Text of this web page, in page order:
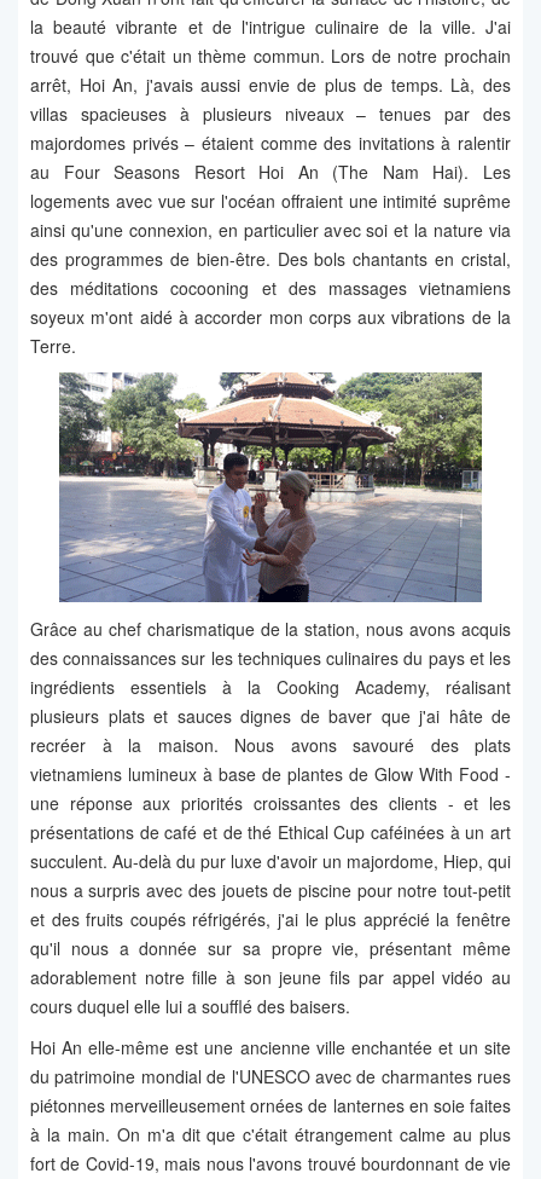
la beauté vibrante et de l'intrigue culinaire de la ville. J'ai
trouvé que c'était un thème commun. Lors de notre prochain
arrêt, Hoi An, j'avais aussi envie de plus de temps. Là, des
villas spacieuses à plusieurs niveaux – tenues par des
majordomes privés – étaient comme des invitations à ralentir
au Four Seasons Resort Hoi An (The Nam Hai). Les
logements avec vue sur l'océan offraient une intimité suprême
ainsi qu'une connexion, en particulier avec soi et la nature via
des programmes de bien-être. Des bols chantants en cristal,
des méditations cocooning et des massages vietnamiens
soyeux m'ont aidé à accorder mon corps aux vibrations de la
Terre.
Grâce au chef charismatique de la station, nous avons acquis
des connaissances sur les techniques culinaires du pays et les
ingrédients essentiels à la Cooking Academy, réalisant
plusieurs plats et sauces dignes de baver que j'ai hâte de
recréer à la maison. Nous avons savouré des plats
vietnamiens lumineux à base de plantes de Glow With Food -
une réponse aux priorités croissantes des clients - et les
présentations de café et de thé Ethical Cup caféinées à un art
succulent. Au-delà du pur luxe d'avoir un majordome, Hiep, qui
nous a surpris avec des jouets de piscine pour notre tout-petit
et des fruits coupés réfrigérés, j'ai le plus apprécié la fenêtre
qu'il nous a donnée sur sa propre vie, présentant même
adorablement notre fille à son jeune fils par appel vidéo au
cours duquel elle lui a soufflé des baisers.
Hoi An elle-même est une ancienne ville enchantée et un site
du patrimoine mondial de l'UNESCO avec de charmantes rues
piétonnes merveilleusement ornées de lanternes en soie faites
à la main. On m'a dit que c'était étrangement calme au plus
fort de Covid-19, mais nous l'avons trouvé bourdonnant de vie